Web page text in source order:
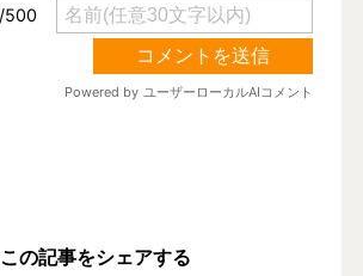
この記事をシェアする